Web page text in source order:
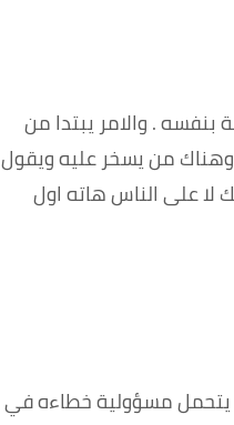
. والامر يبتدا من
وهناك من يسخر عليه ويقول
على الناس هاته اول
يتحمل مسؤولية خطاءه في